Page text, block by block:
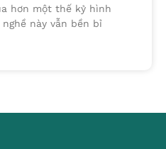
hơn một thế kỷ hình
này vẫn bền bỉ